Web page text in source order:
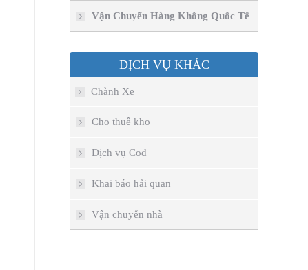
Vận Chuyển Hàng Không Quốc Tế
DỊCH VỤ KHÁC
Chành Xe
Cho thuê kho
Dịch vụ Cod
Khai báo hải quan
Vận chuyển nhà